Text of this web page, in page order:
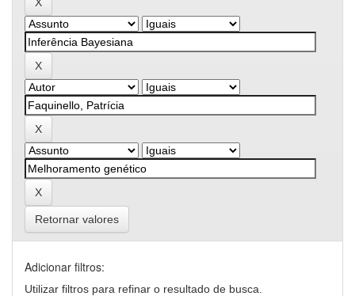
Retornar valores
Adicionar filtros:
Utilizar filtros para refinar o resultado de busca.